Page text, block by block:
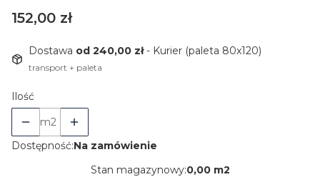
Cena
152,00 zł
Dostawa od 240,00 zł- Kurier (paleta 80x120)
transport + paleta
Ilość
m2
Dostępność:Na zamówienie
Stan magazynowy:0,00 m2